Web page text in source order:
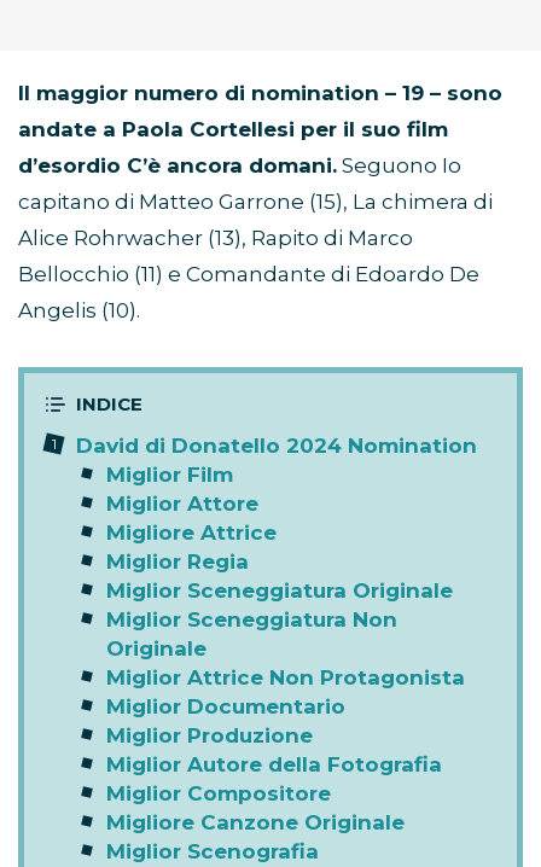
Il maggior numero di nomination – 19 – sono
andate a Paola Cortellesi per il suo film
d’esordio C’è ancora domani. Seguono Io
capitano di Matteo Garrone (15), La chimera di
Alice Rohrwacher (13), Rapito di Marco
Bellocchio (11) e Comandante di Edoardo De
Angelis (10).
David di Donatello 2024 Nomination
Miglior Film
Miglior Attore
Migliore Attrice
Miglior Regia
Miglior Sceneggiatura Originale
Miglior Sceneggiatura Non
Originale
Miglior Attrice Non Protagonista
Miglior Documentario
Miglior Produzione
Miglior Autore della Fotografia
Miglior Compositore
Migliore Canzone Originale
Miglior Scenografia